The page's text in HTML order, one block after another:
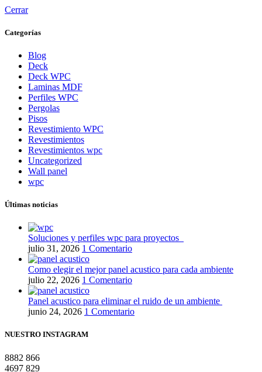
Cerrar
Categorías
Blog
Deck
Deck WPC
Laminas MDF
Perfiles WPC
Pergolas
Pisos
Revestimiento WPC
Revestimientos
Revestimientos wpc
Uncategorized
Wall panel
wpc
Últimas noticias
Soluciones y perfiles wpc para proyectos
julio 31, 2026 1 Comentario
Como elegir el mejor panel acustico para cada ambiente
julio 22, 2026 1 Comentario
Panel acustico para eliminar el ruido de un ambiente
junio 24, 2026 1 Comentario
NUESTRO INSTAGRAM
8882 866
4697 829